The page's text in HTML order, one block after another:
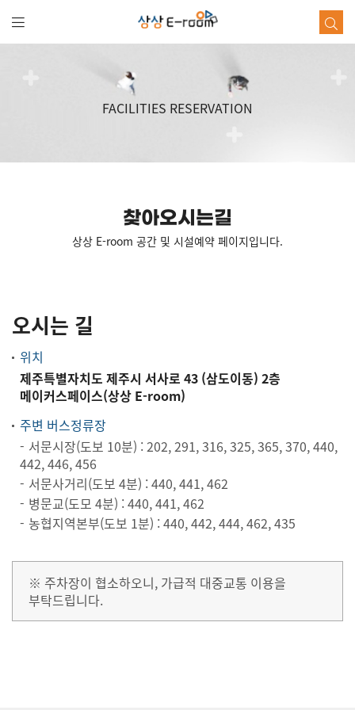
문
FACILITIES RESERVATION
찾아오시는길
상상 E-room 공간 및 시설예약 페이지입니다.
오시는 길
위치
제주특별자치도 제주시 서사로 43 (삼도이동) 2층
메이커스페이스(상상 E-room)
주변 버스정류장
서문시장(도보 10분) : 202, 291, 316, 325, 365, 370, 440,
442, 446, 456
서문사거리(도보 4분) : 440, 441, 462
병문교(도모 4분) : 440, 441, 462
농협지역본부(도보 1분) : 440, 442, 444, 462, 435
※ 주차장이 협소하오니, 가급적 대중교통 이용을
부탁드립니다.